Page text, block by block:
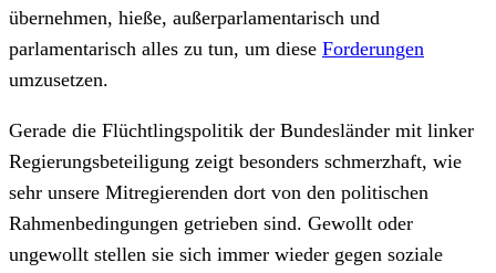
übernehmen, hieße, außerparlamentarisch und
parlamentarisch alles zu tun, um diese Forderungen
umzusetzen.
Gerade die Flüchtlingspolitik der Bundesländer mit linker
Regierungsbeteiligung zeigt besonders schmerzhaft, wie
sehr unsere Mitregierenden dort von den politischen
Rahmenbedingungen getrieben sind. Gewollt oder
ungewollt stellen sie sich immer wieder gegen soziale